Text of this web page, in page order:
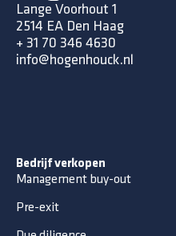
Lange Voorhout 1
2514 EA Den Haag
+ 31 70 346 4630
info@hogenhouck.nl
Bedrijf verkopen
Management buy-out
Pre-exit